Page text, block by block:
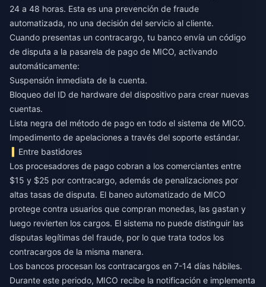
24 a 48 horas. Esta es una prevención de fraude
automatizada, no una decisión del servicio al cliente.
Cuando presentas un contracargo, tu banco envía un código
de disputa a la pasarela de pago de MICO, activando
automáticamente:
Suspensión inmediata de la cuenta.
Bloqueo del ID de hardware del dispositivo para crear nuevas
cuentas.
Lista negra del método de pago en todo el sistema de MICO.
Impedimento de apelaciones a través del soporte estándar.
Entre bastidores
Los procesadores de pago cobran a los comerciantes entre
$15 y $25 por contracargo, además de penalizaciones por
altas tasas de disputa. El baneo automatizado de MICO
protege contra usuarios que compran monedas, las gastan y
luego revierten los cargos. El sistema no puede distinguir las
disputas legítimas del fraude, por lo que trata todos los
contracargos de la misma manera.
Los bancos procesan los contracargos en 7-14 días hábiles.
Durante este periodo, MICO recibe la notificación e implementa